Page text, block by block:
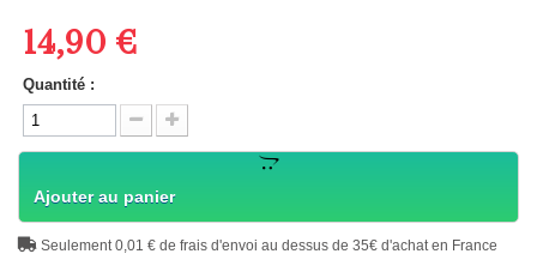
14,90 €
Quantité :
Ajouter au panier
Seulement 0,01 € de frais d'envoi au dessus de 35€ d'achat en France